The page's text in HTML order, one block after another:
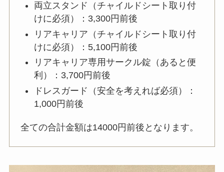
両立スタンド（チャイルドシート取り付
けに必須）：3,300円前後
リアキャリア（チャイルドシート取り付
けに必須）：5,100円前後
リアキャリア専用サークル錠（あると便
利）：3,700円前後
ドレスガード（安全を考えれば必須）：
1,000円前後
全ての合計金額は14000円前後となります。